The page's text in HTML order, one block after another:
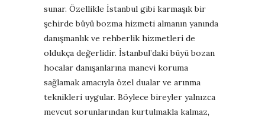
sunar. Özellikle İstanbul gibi karmaşık bir
şehirde büyü bozma hizmeti almanın yanında
danışmanlık ve rehberlik hizmetleri de
oldukça değerlidir. İstanbul’daki büyü bozan
hocalar danışanlarına manevi koruma
sağlamak amacıyla özel dualar ve arınma
teknikleri uygular. Böylece bireyler yalnızca
mevcut sorunlarından kurtulmakla kalmaz,